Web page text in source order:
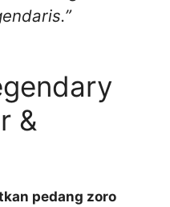
&
pedang zoro